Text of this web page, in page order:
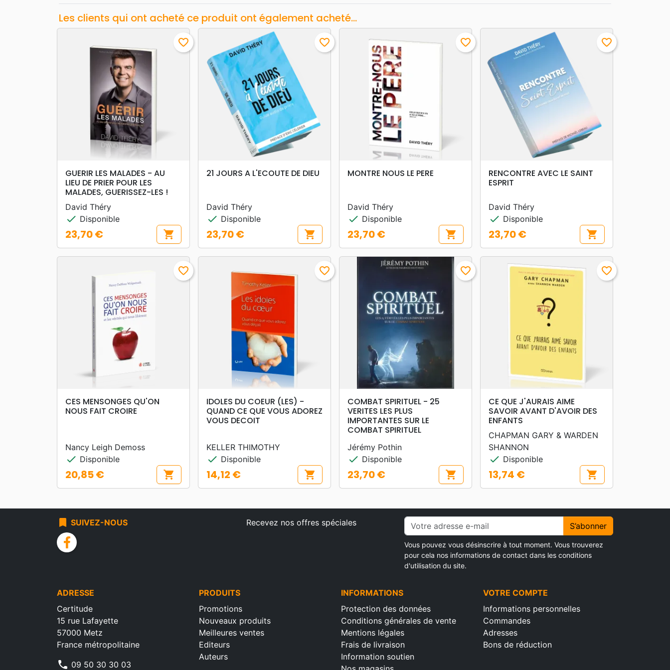
Les clients qui ont acheté ce produit ont également acheté...
searchAPERÇU RAPIDE
favorite_border
GUERIR LES MALADES - AU
LIEU DE PRIER POUR LES
MALADES, GUERISSEZ-LES !
David Théry
check Disponible
Prix
23,70 € shopping_cart
searchAPERÇU RAPIDE
favorite_border
21 JOURS A L'ECOUTE DE DIEU
David Théry
check Disponible
Prix
23,70 € shopping_cart
searchAPERÇU RAPIDE
favorite_border
MONTRE NOUS LE PERE
David Théry
check Disponible
Prix
23,70 € shopping_cart
searchAPERÇU RAPIDE
favorite_border
RENCONTRE AVEC LE SAINT
ESPRIT
David Théry
check Disponible
Prix
23,70 € shopping_cart
searchAPERÇU RAPIDE
favorite_border
CES MENSONGES QU'ON
NOUS FAIT CROIRE
Nancy Leigh Demoss
check Disponible
Prix
20,85 € shopping_cart
searchAPERÇU RAPIDE
favorite_border
IDOLES DU COEUR (LES) -
QUAND CE QUE VOUS ADOREZ
VOUS DECOIT
KELLER THIMOTHY
check Disponible
Prix
14,12 € shopping_cart
searchAPERÇU RAPIDE
favorite_border
COMBAT SPIRITUEL - 25
VERITES LES PLUS
IMPORTANTES SUR LE
COMBAT SPIRITUEL
Jérémy Pothin
check Disponible
Prix
23,70 € shopping_cart
search APERÇU RAPIDE
favorite_border
CE QUE J'AURAIS AIME
SAVOIR AVANT D'AVOIR DES
ENFANTS
CHAPMAN GARY & WARDEN
SHANNON
check Disponible
Prix
13,74 € shopping_cart
bookmark SUIVEZ-NOUS
facebook
Recevez nos offres spéciales S’abonner
Vous pouvez vous désinscrire à tout moment. Vous trouverez
pour cela nos informations de contact dans les conditions
d'utilisation du site.
ADRESSE
Certitude
15 rue Lafayette
57000 Metz
France métropolitaine
phone 09 50 30 30 03
PRODUITS
Promotions
Nouveaux produits
Meilleures ventes
Editeurs
Auteurs
INFORMATIONS
Protection des données
Conditions générales de vente
Mentions légales
Frais de livraison
Information soutien
VOTRE COMPTE
Informations personnelles
Commandes
Adresses
Bons de réduction